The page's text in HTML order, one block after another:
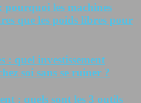
les machines
que les poids libres pour
: quel investissement
soi sans se ruiner ?
: quels sont les 3 outils